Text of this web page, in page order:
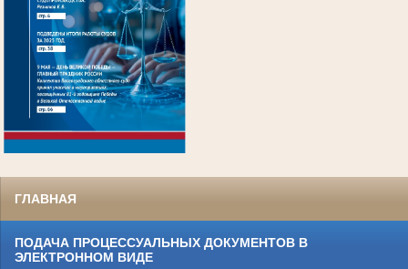
ГЛАВНАЯ
ПОДАЧА ПРОЦЕССУАЛЬНЫХ ДОКУМЕНТОВ В
ЭЛЕКТРОННОМ ВИДЕ